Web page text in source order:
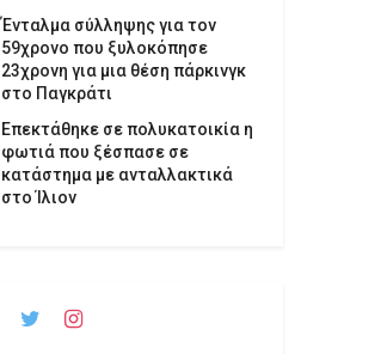
Ένταλμα σύλληψης για τον
59χρονο που ξυλοκόπησε
23χρονη για μια θέση πάρκινγκ
στο Παγκράτι
Επεκτάθηκε σε πολυκατοικία η
φωτιά που ξέσπασε σε
κατάστημα με ανταλλακτικά
στο Ίλιον